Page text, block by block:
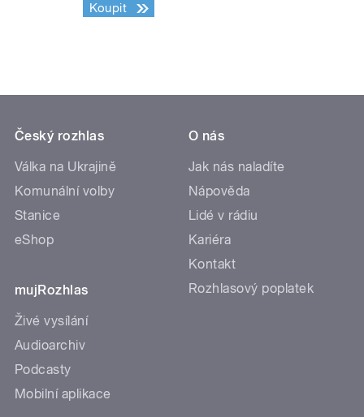
Koupit
Český rozhlas
Válka na Ukrajině
Komunální volby
Stanice
eShop
mujRozhlas
Živé vysílání
Audioarchiv
Podcasty
Mobilní aplikace
O nás
Jak nás naladíte
Nápověda
Lidé v rádiu
Kariéra
Kontakt
Rozhlasový poplatek